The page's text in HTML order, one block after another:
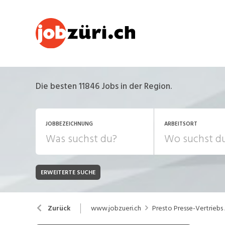
Die besten 11846 Jobs in der Region.
JOBBEZEICHNUNG ARBEITSORT
JOB-TYP
Festanstellung
Bank, Versicherung
Chemie, Pharma, Biotechnologie
ERWEITERTE SUCHE
Zurück www.jobzueri.ch Presto Presse-Vertriebs